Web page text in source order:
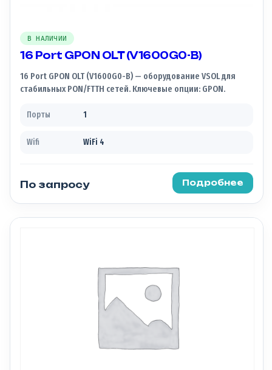
В НАЛИЧИИ
16 Port GPON OLT (V1600G0-B)
16 Port GPON OLT (V1600G0-B) — оборудование VSOL для
стабильных PON/FTTH сетей. Ключевые опции: GPON.
Порты 1
Wifi WiFi 4
По запросу Подробнее